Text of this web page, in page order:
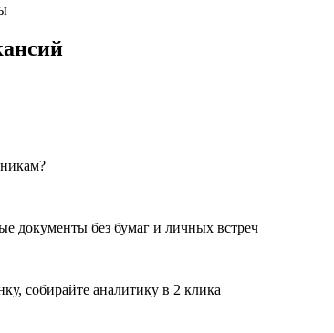
документы без бумаг и личных встреч
собирайте аналитику в 2 клика